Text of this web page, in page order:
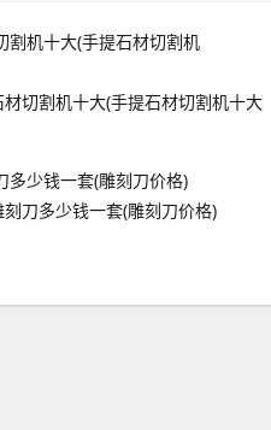
材切割机十大(手提石材切割机十大
刀多少钱一套(雕刻刀价格)